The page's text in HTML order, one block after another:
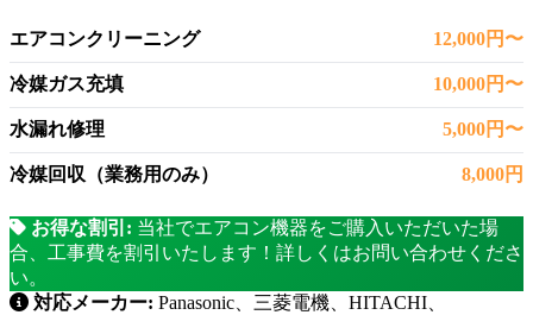
エアコンクリーニング 12,000円〜
冷媒ガス充填 10,000円〜
水漏れ修理 5,000円〜
冷媒回収（業務用のみ） 8,000円
お得な割引: 当社でエアコン機器をご購入いただいた場
合、工事費を割引いたします！詳しくはお問い合わせくださ
い。
対応メーカー: Panasonic、三菱電機、HITACHI、